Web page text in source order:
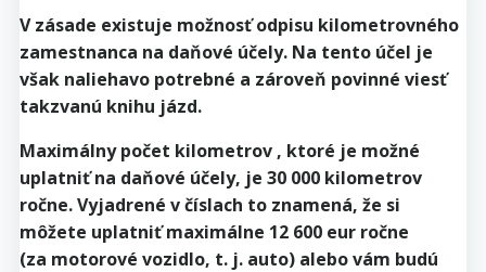
V zásade existuje možnosť odpisu kilometrovného
zamestnanca na daňové účely. Na tento účel je
však naliehavo potrebné a zároveň povinné viesť
takzvanú knihu jázd.
Maximálny počet kilometrov , ktoré je možné
uplatniť na daňové účely, je 30 000 kilometrov
ročne. Vyjadrené v číslach to znamená, že si
môžete uplatniť maximálne 12 600 eur ročne
(za motorové vozidlo, t. j. auto) alebo vám budú